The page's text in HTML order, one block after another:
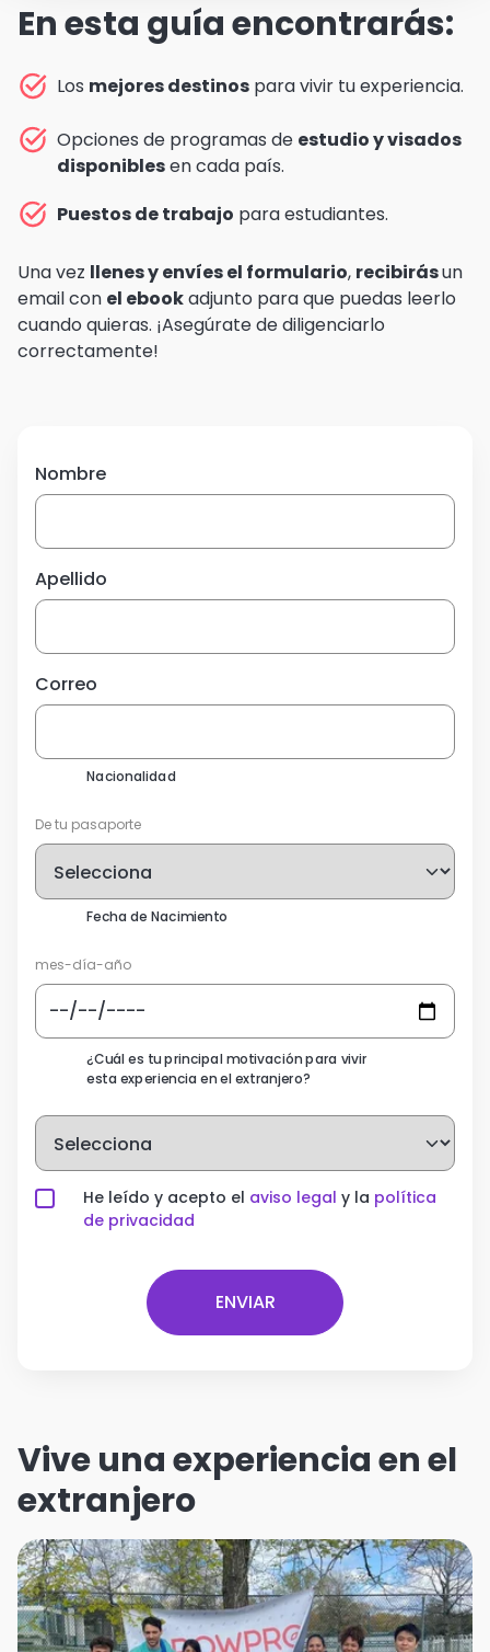
En esta guía encontrarás:
Los mejores destinos para vivir tu experiencia.
Opciones de programas de estudio y visados
disponiblesen cada país.
Puestos de trabajo para estudiantes.
Una vez llenes y envíes el formulario, recibirásun
email con el ebookadjunto para que puedas leerlo
cuando quieras. ¡Asegúrate de diligenciarlo
correctamente!
Nombre
Apellido
Correo
Nacionalidad
De tu pasaporte
Fecha de Nacimiento
mes-día-año
¿Cuál es tu principal motivación para vivir
esta experiencia en el extranjero?
He leído y acepto el aviso legal y la política
de privacidad
Vive una experiencia en el
extranjero